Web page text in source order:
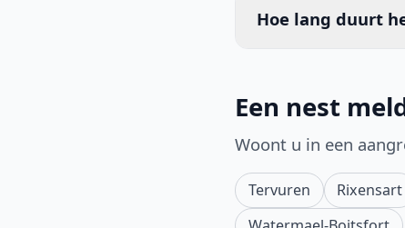
Hoe lang duurt
Een nest
Woont u in een
Tervuren Rixensart